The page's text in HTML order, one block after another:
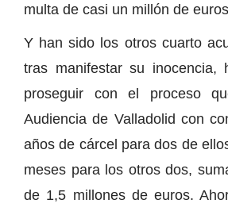
multa de casi un millón de
Y han sido los otros cuarto
tras manifestar su inocencia,
proseguir con el proceso
Audiencia de Valladolid con
años de cárcel para dos de
meses para los otros dos,
de 1,5 millones de euros.